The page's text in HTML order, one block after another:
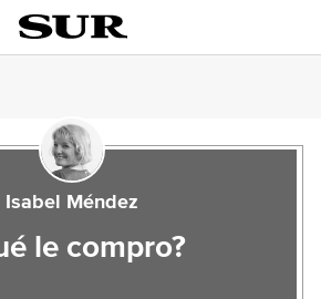
Isabel Méndez
le compro?